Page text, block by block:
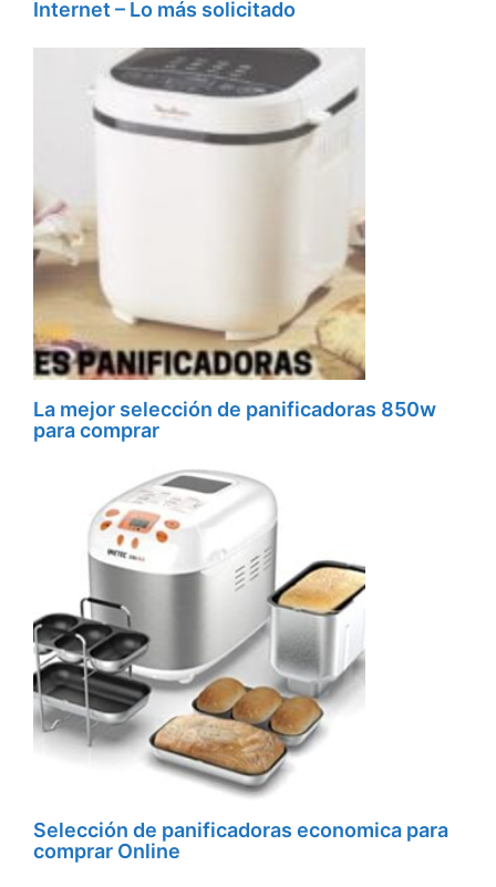
Internet – Lo más solicitado
La mejor selección de panificadoras 850w
para comprar
Selección de panificadoras economica para
comprar Online